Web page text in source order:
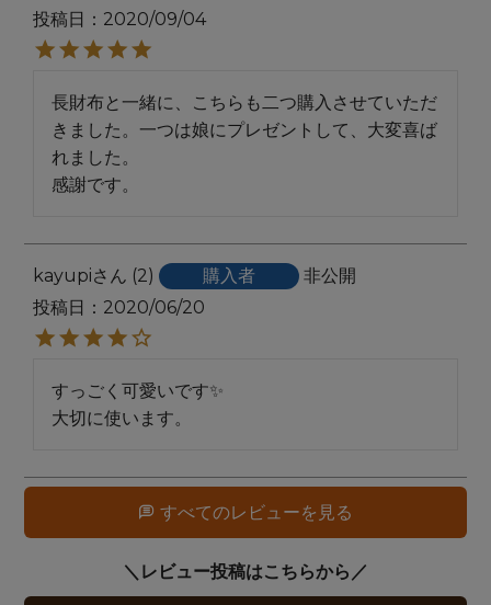
投稿日
2020/09/04
長財布と一緒に、こちらも二つ購入させていただ
きました。一つは娘にプレゼントして、大変喜ば
れました。
感謝です。
kayupi 2 購入者
非公開
投稿日
2020/06/20
すっごく可愛いです✨
大切に使います。
すべてのレビューを見る